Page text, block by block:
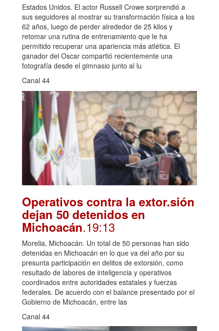
Estados Unidos. El actor Russell Crowe sorprendió a
sus seguidores al mostrar su transformación física a los
62 años, luego de perder alrededor de 25 kilos y
retomar una rutina de entrenamiento que le ha
permitido recuperar una apariencia más atlética. El
ganador del Oscar compartió recientemente una
fotografía desde el gimnasio junto al lu
Canal 44
Operativos contra la extor.sión
dejan 50 detenidos en
Michoacán.19:13
Morelia, Michoacán. Un total de 50 personas han sido
detenidas en Michoacán en lo que va del año por su
presunta participación en delitos de extorsión, como
resultado de labores de inteligencia y operativos
coordinados entre autoridades estatales y fuerzas
federales. De acuerdo con el balance presentado por el
Gobierno de Michoacán, entre las
Canal 44